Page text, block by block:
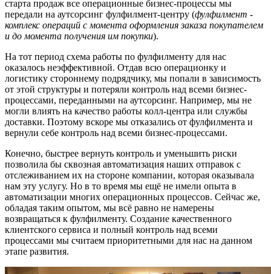
старта продаж все операционные бизнес-процессы мы
передали на аутсорсинг фулфилмент-центру (фулфилмент -
комплекс операций с момента оформления заказа покупателем
и до момента получения им покупки).
На тот период схема работы по фулфилменту для нас
оказалось неэффективной. Отдав всю операционку и
логистику стороннему подрядчику, мы попали в зависимость
от этой структуры и потеряли контроль над всеми бизнес-
процессами, переданными на аутсорсинг. Например, мы не
могли влиять на качество работы колл-центра или службы
доставки. Поэтому вскоре мы отказались от фулфилмента и
вернули себе контроль над всеми бизнес-процессами.
Конечно, быстрее вернуть контроль и уменьшить риски
позволила бы сквозная автоматизация наших отправок с
отслеживанием их на стороне компании, которая оказывала
нам эту услугу. Но в то время мы ещё не имели опыта в
автоматизации многих операционных процессов. Сейчас же,
обладая таким опытом, мы всё равно не намерены
возвращаться к фулфилменту. Создание качественного
клиентского сервиса и полный контроль над всеми
процессами мы считаем приоритетными для нас на данном
этапе развития.